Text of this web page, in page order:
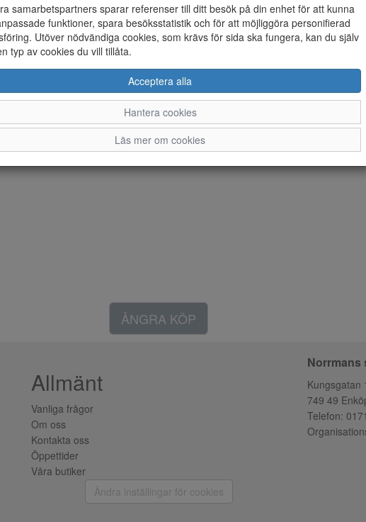
ÅNGRA KÖP
samarbetspartners sparar referenser till ditt besök på din enhet för att kunna
funktioner, spara besöksstatistik och för att möjliggöra personifierad
Utöver nödvändiga cookies, som krävs för sida ska fungera, kan du själv
typ av cookies du vill tillåta.
Acceptera alla
Hantera cookies
Läs mer om cookies
Allmänt
Vanliga frågor
Om oss
Kontakta oss
Öppettider
Våra butiker
Norrmans
Kungsgatan
749 49
Telefon:
Ändra inställingar för cookies